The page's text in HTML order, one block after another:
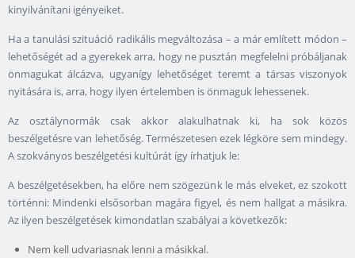
kinyilvánítani igényeiket.
Ha a tanulási szituáció radikális megváltozása – a már említett módon –
lehetőségét ad a gyerekek arra, hogy ne pusztán megfelelni próbáljanak
önmagukat álcázva, ugyanígy lehetőséget teremt a társas viszonyok
nyitására is, arra, hogy ilyen értelemben is önmaguk lehessenek.
Az osztálynormák csak akkor alakulhatnak ki, ha sok közös
beszélgetésre van lehetőség. Természetesen ezek légköre sem mindegy.
A szokványos beszélgetési kultúrát így írhatjuk le:
A beszélgetésekben, ha előre nem szögezünk le más elveket, ez szokott
történni: Mindenki elsősorban magára figyel, és nem hallgat a másikra.
Az ilyen beszélgetések kimondatlan szabályai a következők:
Nem kell udvariasnak lenni a másikkal.